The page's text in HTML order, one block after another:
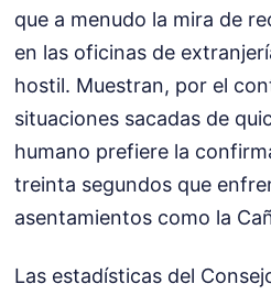
que a menudo la mira de
en las oficinas de
hostil. Muestran, por el
situaciones sacadas de
humano prefiere la
treinta segundos que
asentamientos como la
Las estadísticas del